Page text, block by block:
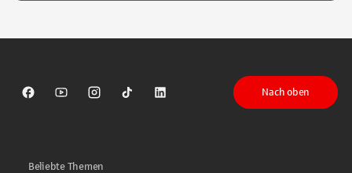
Sparkasse auf Facebook
Sparkasse auf Youtube
Sparkasse auf Instagram
Sparkasse auf TikTok
Sparkasse auf LinkedIn
Nach oben
Beliebte Themen